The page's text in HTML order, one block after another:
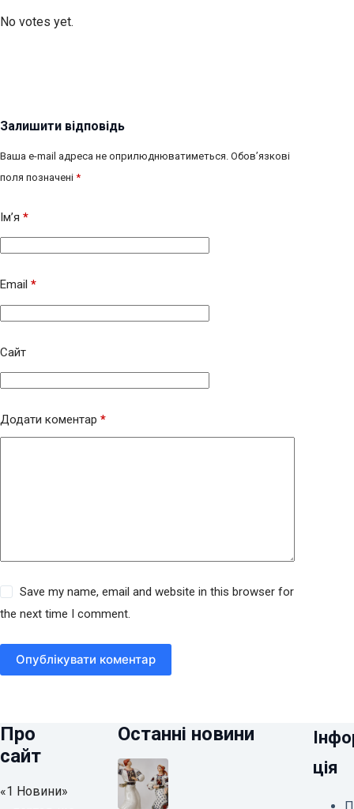
No votes yet.
Залишити відповідь
Ваша e-mail адреса не оприлюднюватиметься. Обов’язкові
поля позначені *
Ім’я *
Email *
Сайт
Додати коментар *
Save my name, email and website in this browser for
the next time I comment.
Опублікувати коментар
Про
сайт
«1 Новини»
Останні новини
ція